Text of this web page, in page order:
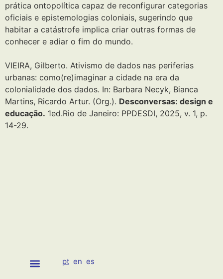
pt en es
prática ontopolítica capaz de reconfigurar categorias
oficiais e epistemologias coloniais, sugerindo que
habitar a catástrofe implica criar outras formas de
conhecer e adiar o fim do mundo.
VIEIRA, Gilberto. Ativismo de dados nas periferias
urbanas: como(re)imaginar a cidade na era da
colonialidade dos dados. In: Barbara Necyk, Bianca
Martins, Ricardo Artur. (Org.). Desconversas: design e
educação. 1ed.Rio de Janeiro: PPDESDI, 2025, v. 1, p.
14-29.